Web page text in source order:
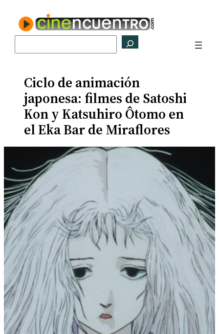
contenido
Ciclo de animación
japonesa: filmes de Satoshi
Kon y Katsuhiro Ôtomo en
el Eka Bar de Miraflores